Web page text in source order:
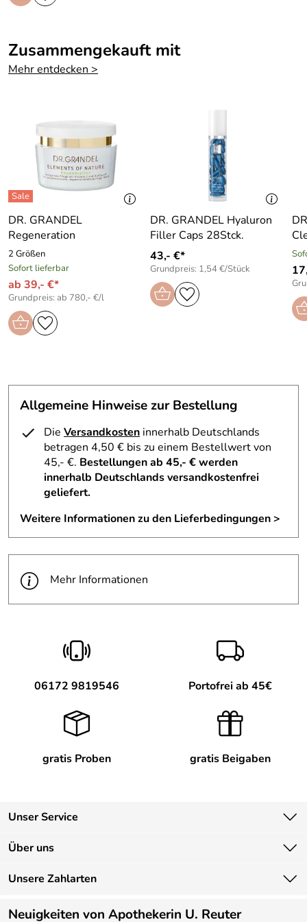
Zusammengekauft mit
Mehr entdecken >
DR. GRANDEL
Regeneration
2 Größen
Sofort lieferbar
ab 39,- €*
Grundpreis: ab 780,- €/l
DR. GRANDEL Hyaluron
Filler Caps 28Stck.
43,- €*
Grundpreis: 1,54 €/Stück
Allgemeine Hinweise zur Bestellung
Die Versandkosten innerhalb Deutschlands
betragen 4,50 € bis zu einem Bestellwert von
45,- €. Bestellungen ab 45,- € werden
innerhalb Deutschlands versandkostenfrei
geliefert.
Weitere Informationen zu den Lieferbedingungen >
Mehr Informationen
06172 9819546 Portofrei ab 45€
gratis Proben gratis Beigaben
Unser Service
Kontakt
Lieferbedingungen
Kundenlogin
Über uns
Unsere Bestseller
Neu
Unsere Zahlarten
Neuigkeiten von Apothekerin U. Reuter